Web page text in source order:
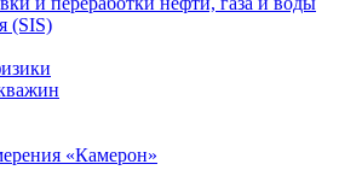
(SIS)
«Камерон»